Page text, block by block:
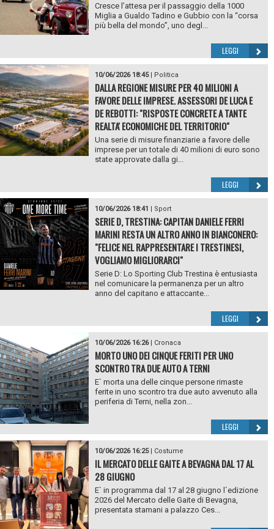
Cresce l’attesa per il passaggio della 1000
Miglia a Gualdo Tadino e Gubbio con la “corsa
più bella del mondo”, uno degl...
LEGGI
10/06/2026 18:45| Politica
DALLA REGIONE MISURE PER 40 MILIONI A
FAVORE DELLE IMPRESE. ASSESSORI DE LUCA E
DE REBOTTI: "RISPOSTE CONCRETE A TANTE
REALTA' ECONOMICHE DEL TERRITORIO"
Una serie di misure finanziarie a favore delle
imprese per un totale di 40 milioni di euro sono
state approvate dalla gi...
LEGGI
10/06/2026 18:41 Sport
SERIE D, TRESTINA: CAPITAN DANIELE FERRI
MARINI RESTA UN ALTRO ANNO IN BIANCONERO:
"FELICE NEL RAPPRESENTARE I TRESTINESI,
VOGLIAMO MIGLIORARCI"
Serie D: Lo Sporting Club Trestina è entusiasta
nel comunicare la permanenza per un altro
anno del capitano e attaccante...
LEGGI
10/06/2026 16:26| Cronaca
MORTO UNO DEI CINQUE FERITI PER UNO
SCONTRO TRA DUE AUTO A TERNI
E` morta una delle cinque persone rimaste
ferite in uno scontro tra due auto avvenuto alla
periferia di Terni, nella zon...
LEGGI
10/06/2026 16:25| Costume
IL MERCATO DELLE GAITE A BEVAGNA DAL 17 AL
28 GIUGNO
E` in programma dal 17 al 28 giugno l`edizione
2026 del Mercato delle Gaite di Bevagna,
presentata stamani a palazzo Ces...